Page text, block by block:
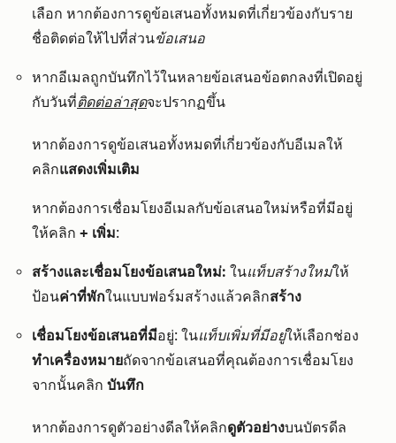
เลือก หากต้องการดูข้อเสนอทั้งหมดที่เกี่ยวข้องกับราย
ชื่อติดต่อให้ไปที่ส่วนข้อเสนอ
หากอีเมลถูกบันทึกไว้ในหลายข้อเสนอข้อตกลงที่เปิดอยู่
กับวันที่ติดต่อล่าสุดจะปรากฏขึ้น
หากต้องการดูข้อเสนอทั้งหมดที่เกี่ยวข้องกับอีเมลให้
คลิกแสดงเพิ่มเติม
หากต้องการเชื่อมโยงอีเมลกับข้อเสนอใหม่หรือที่มีอยู่
ให้คลิก + เพิ่ม:
สร้างและเชื่อมโยงข้อเสนอใหม่: ในแท็บสร้างใหม่ให้
ป้อนค่าที่พักในแบบฟอร์มสร้างแล้วคลิกสร้าง
เชื่อมโยงข้อเสนอที่มีอยู่: ในแท็บเพิ่มที่มีอยู่ให้เลือกช่อง
ทำเครื่องหมายถัดจากข้อเสนอที่คุณต้องการเชื่อมโยง
จากนั้นคลิก บันทึก
หากต้องการดูตัวอย่างดีลให้คลิกดูตัวอย่างบนบัตรดีล